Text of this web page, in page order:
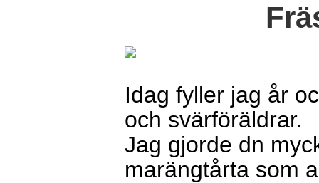
Idag fyller jag år
och svärföräldrar.
Jag gjorde dn
marängtårta som